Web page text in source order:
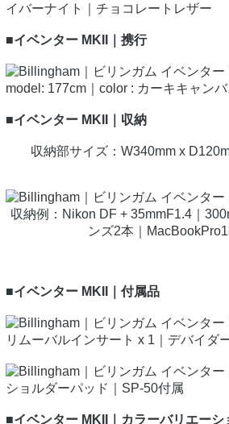
イバーナイト｜チョコレートレザー
■イベンター MKII｜携行
model: 177cm｜color : カーキキャン
■イベンター MKII｜収納
収納部サイズ：W340mm x
収納例：Nikon DF + 35mmF1.4｜
ンズ2本｜
■イベンター MKII｜付属品
リムーバルインサート x 1｜デバイダ
ショルダーパッド｜SP-50付属
■イベンター MKII｜ カラーバリエーシ